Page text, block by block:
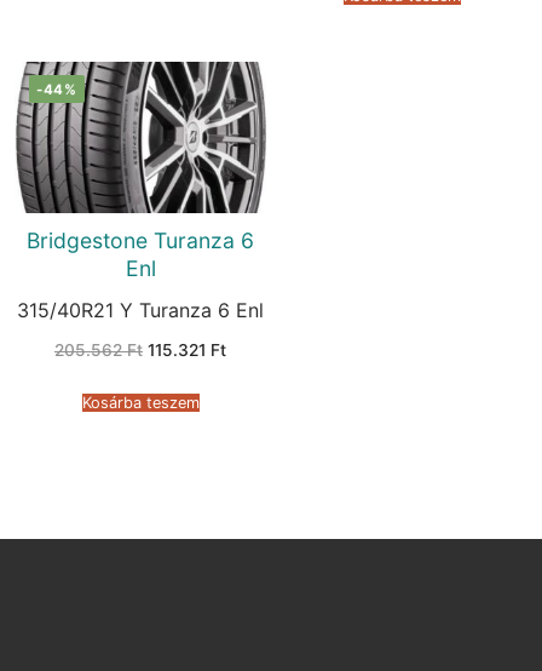
-44%
Bridgestone Turanza 6
Enl
315/40R21 Y Turanza 6 Enl
205.562Ft Original
205.562 Ft.
115.321 FtCurrent
Kosárba teszem